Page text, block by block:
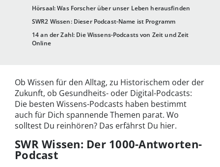
Hörsaal: Was Forscher über unser Leben herausfinden
SWR2 Wissen: Dieser Podcast-Name ist Programm
14 an der Zahl: Die Wissens-Podcasts von Zeit und Zeit
Online
Ob Wissen für den Alltag, zu Historischem oder der
Zukunft, ob Gesundheits- oder Digital-Podcasts:
Die besten Wissens-Podcasts haben bestimmt
auch für Dich spannende Themen parat. Wo
solltest Du reinhören? Das erfährst Du hier.
SWR Wissen: Der 1000-Antworten-
Podcast